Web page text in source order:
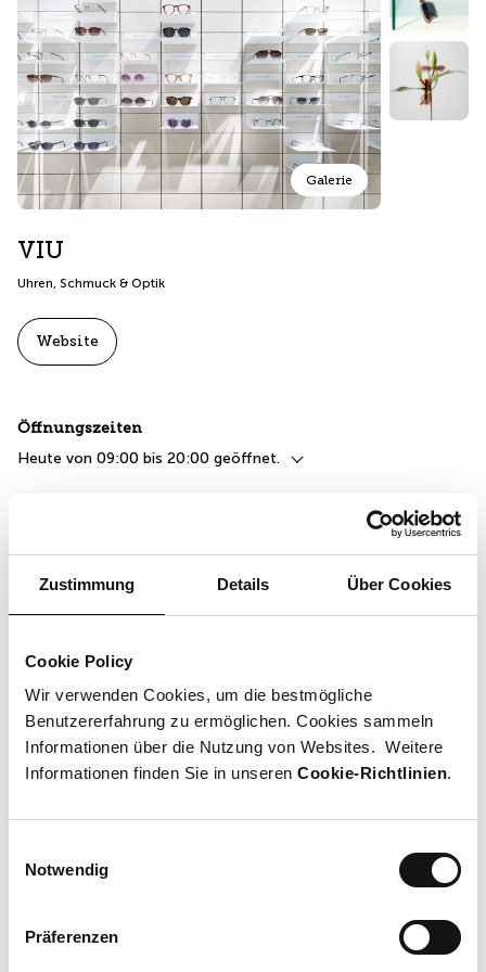
Zustimmung Details Über Cookies
Cookie Policy
Wir verwenden Cookies, um die bestmögliche
Benutzererfahrung zu ermöglichen. Cookies sammeln
Informationen über die Nutzung von Websites. Weitere
Informationen finden Sie in unseren Cookie-Richtlinien.
Notwendig
Präferenzen
Galerie
VIU
Uhren, Schmuck & Optik
Website
Öffnungszeiten
Heute von 09:00 bis 20:00 geöffnet.
Mall Ebene 1
Lageplan öffnen
VIU bietet Premium Eyewear in puristischem Schweizer Design,
handgefertigt aus den besten Materialien der Welt. Wir stehen
hochwertigen, innovativen Gläsern und Beschichtungen sowie
einer stilsicheren, ehrlichen Beratung auf Augenhöhe.